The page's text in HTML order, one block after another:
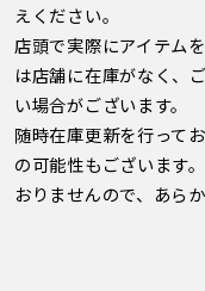
えください。
店頭で実際にアイテム
は店舗に在庫がなく、
い場合がございます。
随時在庫更新を行って
の可能性もございます
おりませんので、あら